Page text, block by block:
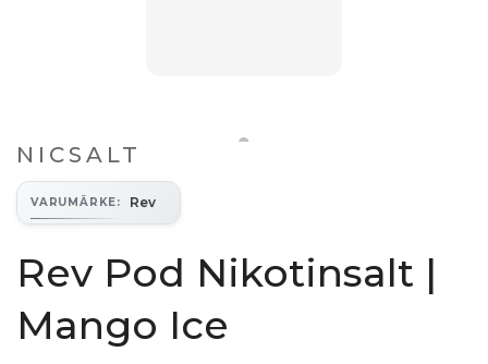
NICSALT
VARUMÄRKE: Rev
Rev Pod Nikotinsalt |
Mango Ice